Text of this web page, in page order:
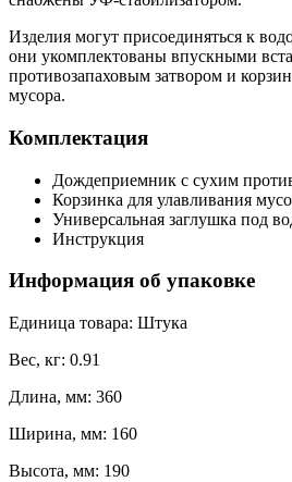
Изделия могут присоединяться к
они укомплектованы впускными
противозапаховым затвором и
мусора.
Комплектация
Дождеприемник с сухим
Корзинка для улавливания
Универсальная заглушка под
Инструкция
Информация об упаковке
Единица товара: Штука
Вес, кг: 0.91
Длина, мм: 360
Ширина, мм: 160
Высота, мм: 190